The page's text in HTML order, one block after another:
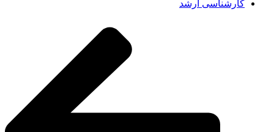
کارشناسی ارشد